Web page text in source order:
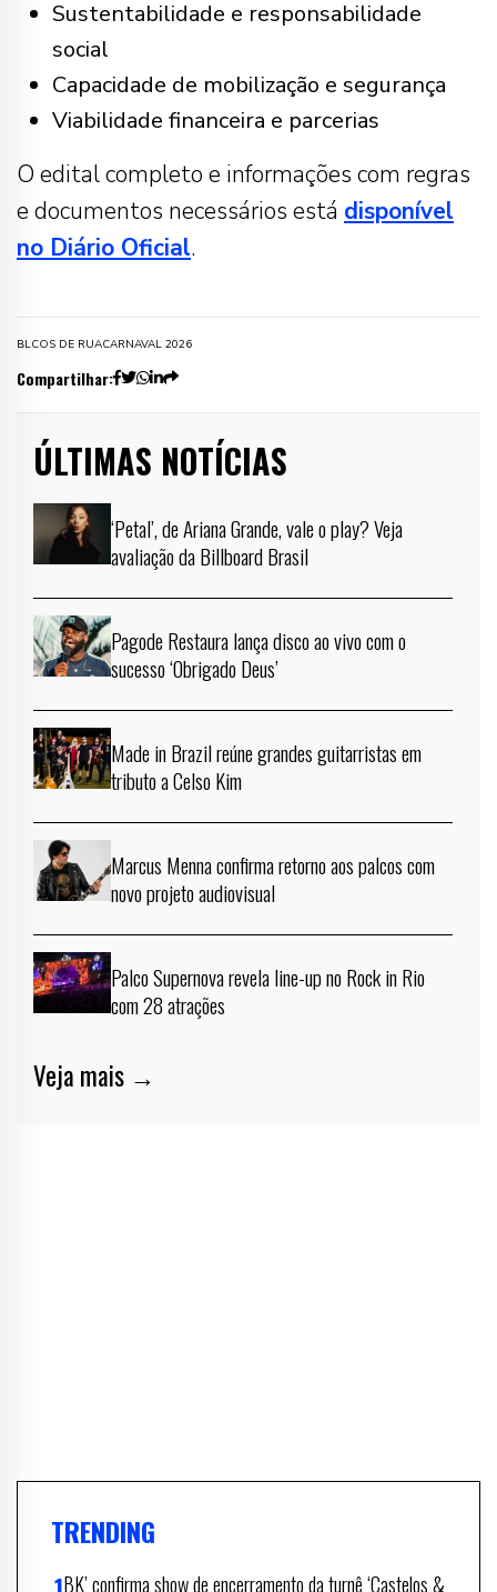
Sustentabilidade e responsabilidade
social
Capacidade de mobilização e segurança
Viabilidade financeira e parcerias
O edital completo e informações com regras
e documentos necessários está disponível
no Diário Oficial.
BLCOS DE RUACARNAVAL 2026
Compartilhar:
ÚLTIMAS NOTÍCIAS
‘Petal’, de Ariana Grande, vale o play? Veja
avaliação da Billboard Brasil
Pagode Restaura lança disco ao vivo com o
sucesso ‘Obrigado Deus’
Made in Brazil reúne grandes guitarristas em
tributo a Celso Kim
Marcus Menna confirma retorno aos palcos com
novo projeto audiovisual
Palco Supernova revela line-up no Rock in Rio
com 28 atrações
Veja mais →
TRENDING
BK’ confirma show de encerramento da turnê ‘Castelos &